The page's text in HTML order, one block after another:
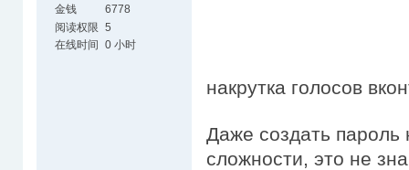
金钱
6778
阅读权限 5
在线时间 0 小时
накрутка голосов
Даже создать пароль
сложности, это не